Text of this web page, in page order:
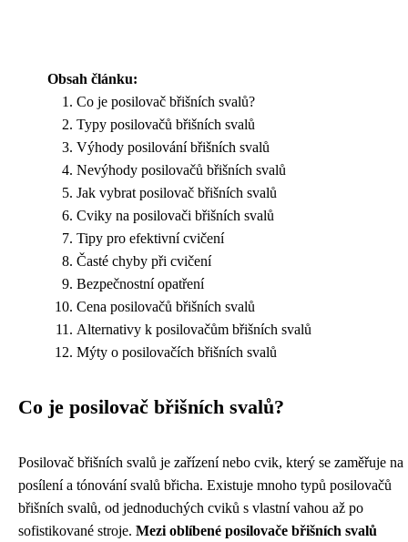
Obsah článku:
Co je posilovač břišních svalů?
Typy posilovačů břišních svalů
Výhody posilování břišních svalů
Nevýhody posilovačů břišních svalů
Jak vybrat posilovač břišních svalů
Cviky na posilovači břišních svalů
Tipy pro efektivní cvičení
Časté chyby při cvičení
Bezpečnostní opatření
Cena posilovačů břišních svalů
Alternativy k posilovačům břišních svalů
Mýty o posilovačích břišních svalů
Co je posilovač břišních svalů?
Posilovač břišních svalů je zařízení nebo cvik, který se zaměřuje na
posílení a tónování svalů břicha. Existuje mnoho typů posilovačů
břišních svalů, od jednoduchých cviků s vlastní vahou až po
sofistikované stroje. Mezi oblíbené posilovače břišních svalů